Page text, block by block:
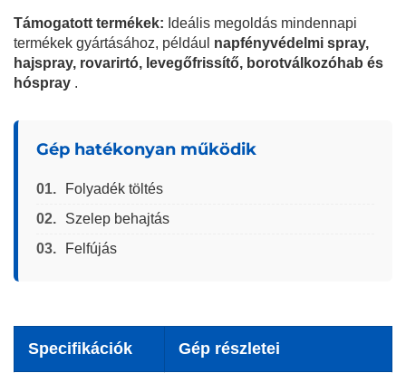
Támogatott termékek: Ideális megoldás mindennapi
termékek gyártásához, például napfényvédelmi spray,
hajspray, rovarirtó, levegőfrissítő, borotválkozóhab és
hóspray .
Gép hatékonyan működik
01.
Folyadék töltés
02.
Szelep behajtás
03.
Felfújás
Specifikációk Gép részletei